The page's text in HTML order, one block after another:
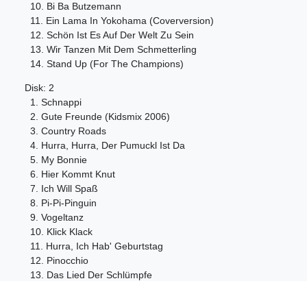
10. Bi Ba Butzemann
11. Ein Lama In Yokohama (Coverversion)
12. Schön Ist Es Auf Der Welt Zu Sein
13. Wir Tanzen Mit Dem Schmetterling
14. Stand Up (For The Champions)
Disk: 2
1. Schnappi
2. Gute Freunde (Kidsmix 2006)
3. Country Roads
4. Hurra, Hurra, Der Pumuckl Ist Da
5. My Bonnie
6. Hier Kommt Knut
7. Ich Will Spaß
8. Pi-Pi-Pinguin
9. Vogeltanz
10. Klick Klack
11. Hurra, Ich Hab' Geburtstag
12. Pinocchio
13. Das Lied Der Schlümpfe